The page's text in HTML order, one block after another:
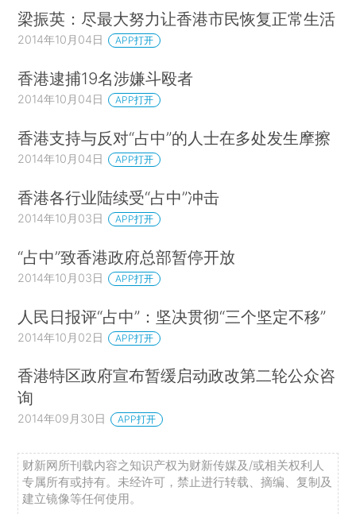
梁振英：尽最大努力让香港市民恢复正常生活
2014年10月04日 APP打开
香港逮捕19名涉嫌斗殴者
2014年10月04日 APP打开
香港支持与反对“占中”的人士在多处发生摩擦
2014年10月04日 APP打开
香港各行业陆续受“占中”冲击
2014年10月03日 APP打开
“占中”致香港政府总部暂停开放
2014年10月03日 APP打开
人民日报评“占中”：坚决贯彻“三个坚定不移”
2014年10月02日 APP打开
香港特区政府宣布暂缓启动政改第二轮公众咨
询
2014年09月30日 APP打开
财新网所刊载内容之知识产权为财新传媒及/或相关权利人
专属所有或持有。未经许可，禁止进行转载、摘编、复制及
建立镜像等任何使用。